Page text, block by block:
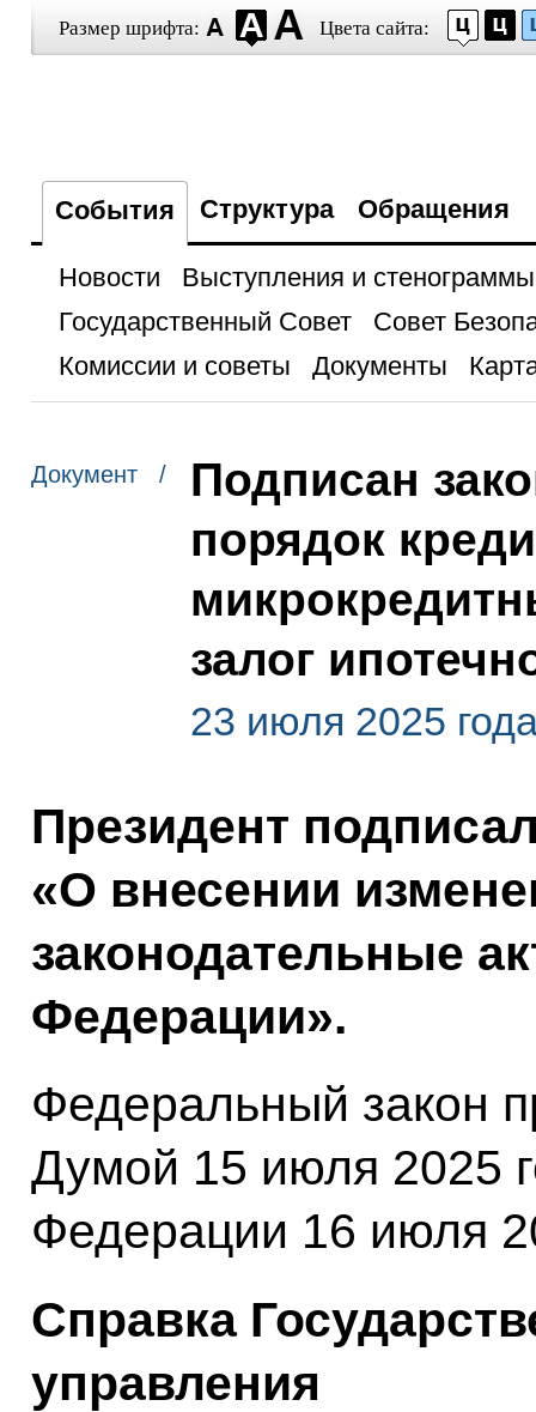
Размер шрифта: Цвета сайта:
События Структура Обращения
Новости
Выступления и стенограммы
Государственный Совет
Совет
Комиссии и советы
Документы
Документ /
Подписан
порядок
залог
23 июля 2025
Президент
«О внесении
законодательные
Федерации».
Федеральный закон
Думой 15 июля 2025
Федерации 16 июля
Справка
управления